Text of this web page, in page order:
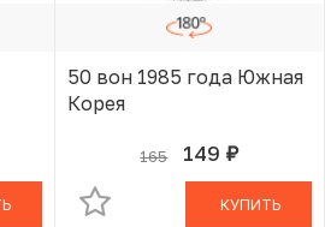
50 вон 1985 года Южная
Корея
165 149 руб.
В КОРЗИНЕ
КУПИТЬ